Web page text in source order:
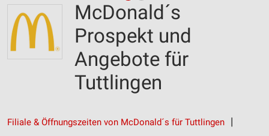
McDonald´s
Prospekt und
Angebote für
Tuttlingen
Filiale & Öffnungszeiten von McDonald´s für Tuttlingen